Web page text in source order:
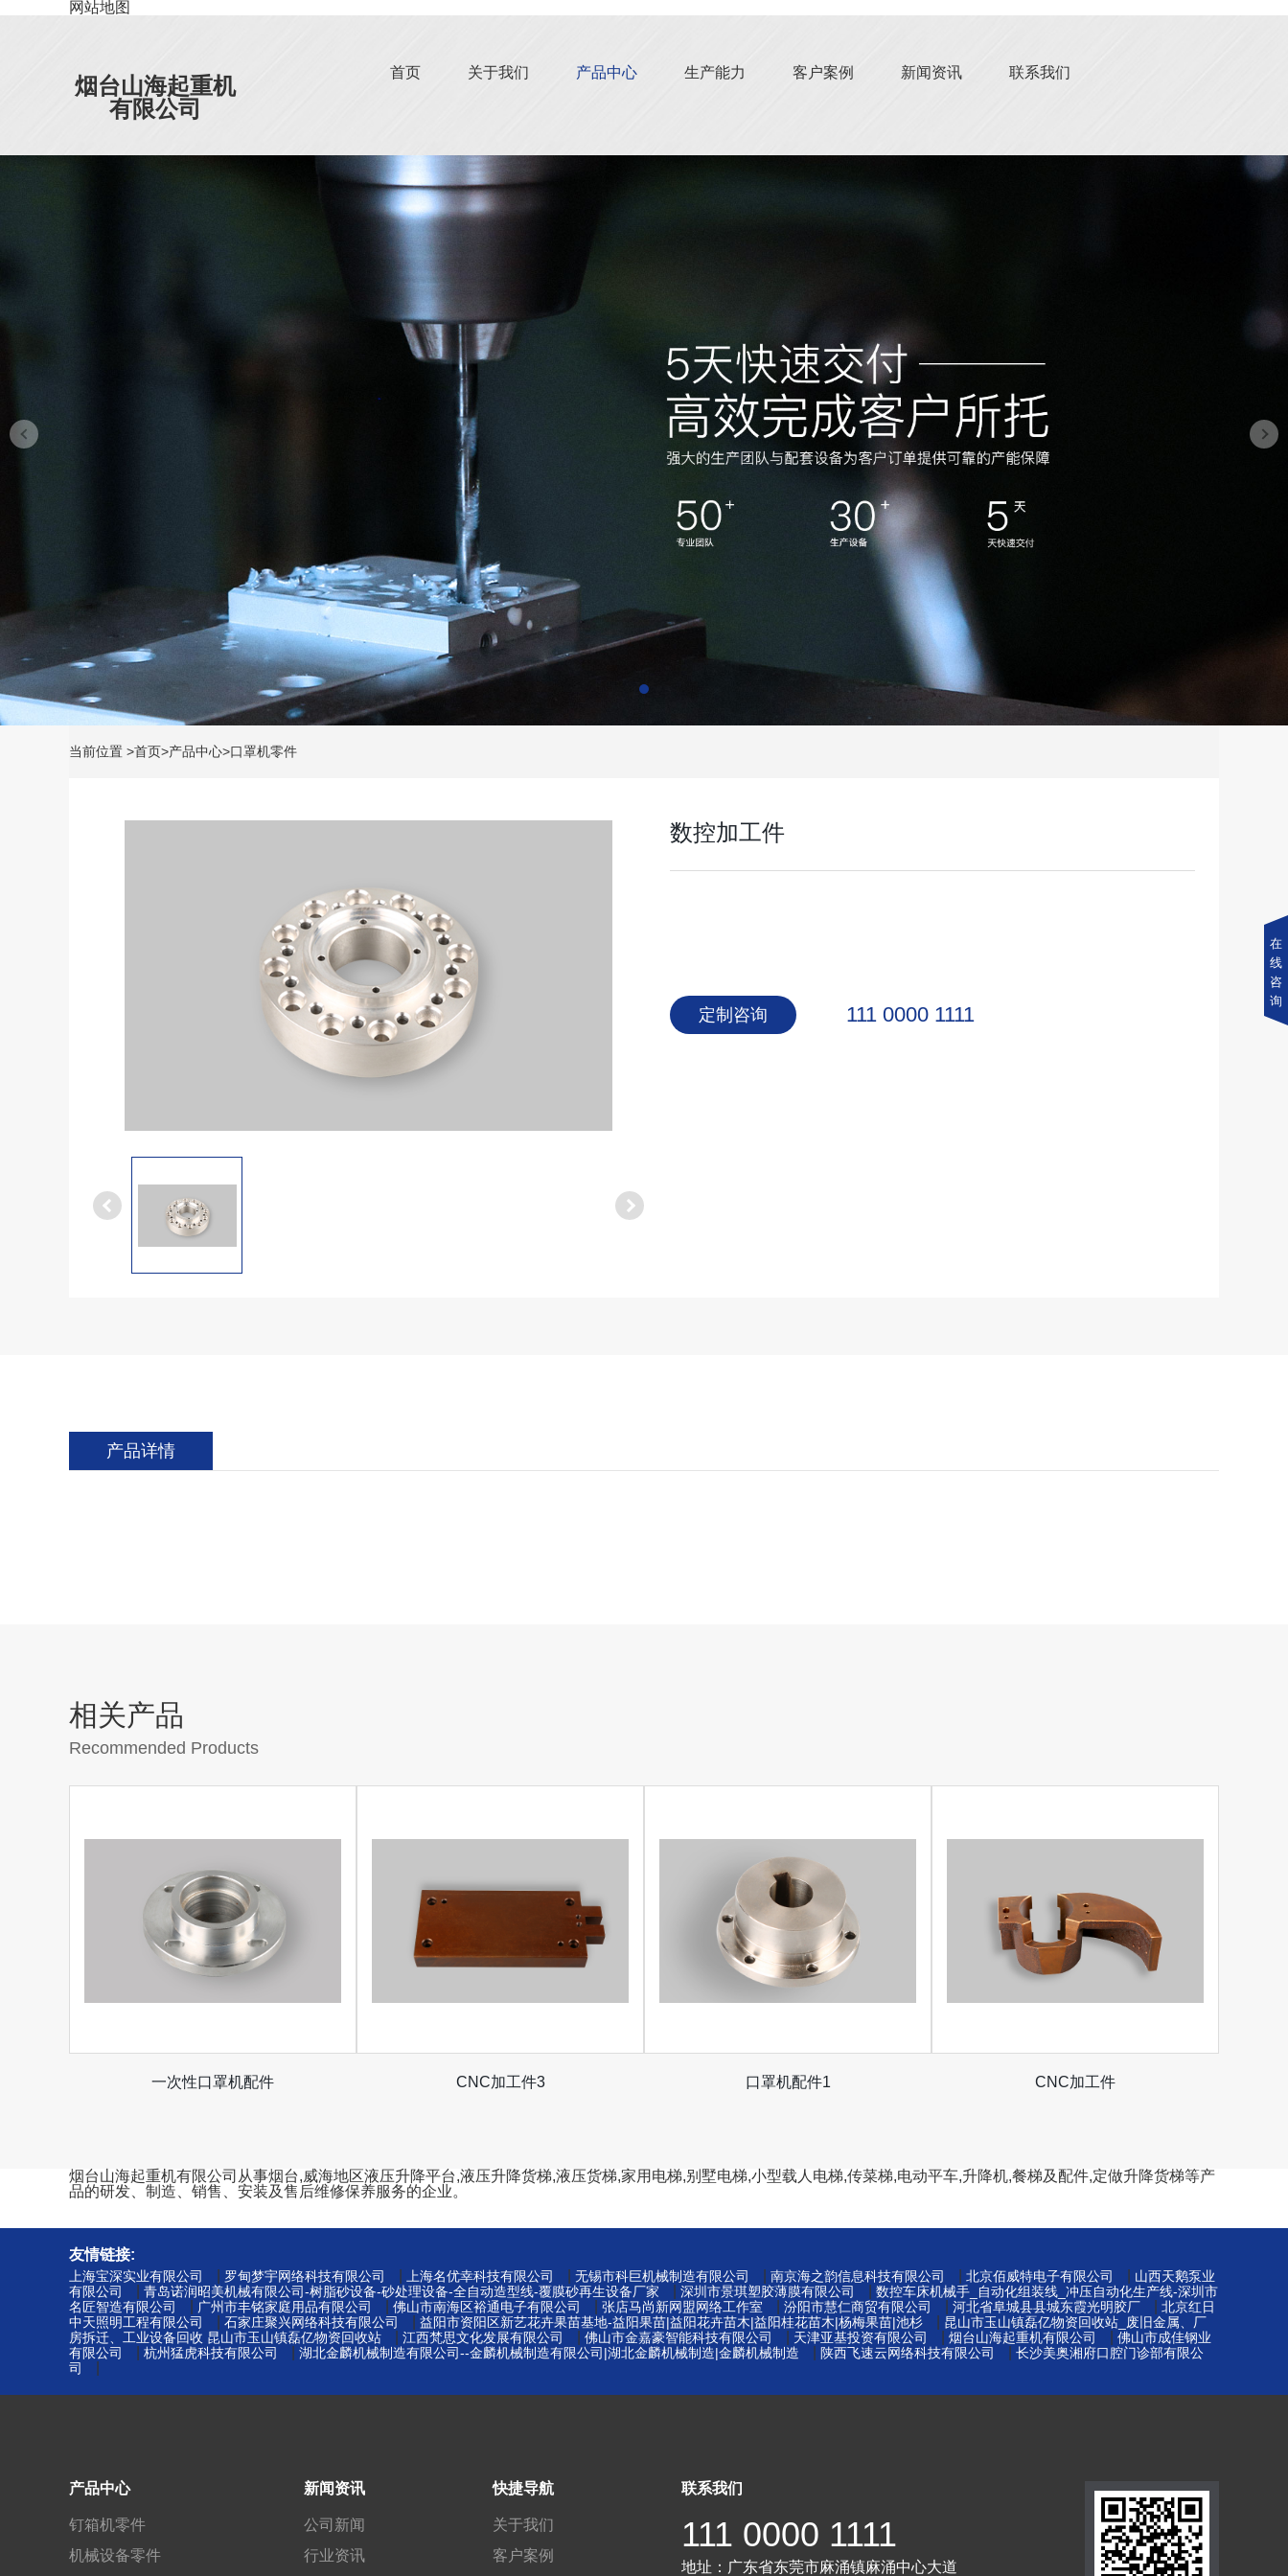
网站地图
烟台山海起重机
有限公司
首页 关于我们 产品中心 生产能力 客户案例 新闻资讯 联系我们
当前位置 >首页>产品中心>口罩机零件
数控加工件
定制咨询 111 0000 1111
产品详情
相关产品
Recommended Products
一次性口罩机配件 CNC加工件3 口罩机配件1 CNC加工件
烟台山海起重机有限公司从事烟台,威海地区液压升降平台,液压升降货梯,液压货梯,家用电梯,别墅电梯,小型载人电梯,传菜梯,电动平车,升降机,餐梯及配件,定做升降货梯等产
品的研发、制造、销售、安装及售后维修保养服务的企业。
友情链接:
上海宝深实业有限公司 罗甸梦宇网络科技有限公司 上海名优幸科技有限公司 无锡市科巨机械制造有限公司 南京海之韵信息科技有限公司 北京佰威特电子有限公司
山西天鹅泵业
有限公司
青岛诺润昭美机械有限公司-树脂砂设备-砂处理设备-全自动造型线-覆膜砂再生设备厂家 深圳市景琪塑胶薄膜有限公司
数控车床机械手_自动化组装线_冲压自动化生产线-深圳市
名匠智造有限公司
广州市丰铭家庭用品有限公司 佛山市南海区裕通电子有限公司 张店马尚新网盟网络工作室 汾阳市慧仁商贸有限公司 河北省阜城县县城东霞光明胶厂
北京红日
中天照明工程有限公司
石家庄聚兴网络科技有限公司 益阳市资阳区新艺花卉果苗基地-益阳果苗|益阳花卉苗木|益阳桂花苗木|杨梅果苗|池杉
昆山市玉山镇磊亿物资回收站_废旧金属、厂
房拆迁、工业设备回收 昆山市玉山镇磊亿物资回收站
江西梵思文化发展有限公司 佛山市金嘉豪智能科技有限公司 天津亚基投资有限公司 烟台山海起重机有限公司
佛山市成佳钢业
有限公司
杭州猛虎科技有限公司 湖北金麟机械制造有限公司--金麟机械制造有限公司|湖北金麟机械制造|金麟机械制造 陕西飞速云网络科技有限公司
长沙美奥湘府口腔门诊部有限公
司
产品中心
钉箱机零件
机械设备零件
新闻资讯
公司新闻
行业资讯
快捷导航
关于我们
客户案例
联系我们
111 0000 1111
地址： 广东省东莞市麻涌镇麻涌中心大道
在
线
咨
询